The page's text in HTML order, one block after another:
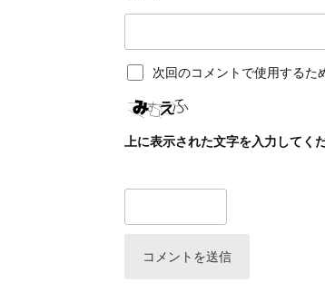
次回のコメントで使用するた
上に表示された文字を入力してく